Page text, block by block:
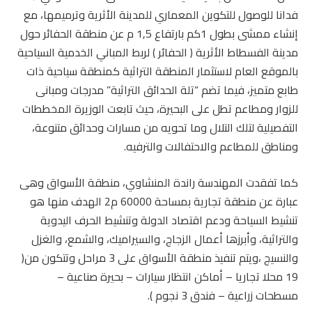
فدانا للوصول للتكوين المعماري للمدينة الأثرية وترميمها، مع
إنشاء ممشى بطول 1كم بارتفاع 1,5 م عن منطقة الحفائر حول
مدينة الفسطاط الأثرية ( الحفائر ) لربط المباني الخدمية السياحية
بالموقع العام لاستثمار المنطقة التراثية كمنطقة سياحية ذات
طابع متميز، فيما تضم “تلة الحدائق التراثية” مدرجات ومبانى
للزوار ومطاعم تطل على البحيرة، حيث تابعت الوزيرة المخططات
التفصيلية لتلك التلال وما تحويه من مسارات وحدائق متنوعة،
ومناطق للمطاعم والاحتفالات والترفيه.
كما تفقدت المهندسة راندة المنشاوي، منطقة الأسواق وهى
عبارة عن منطقة تجارية بمساحة 60000 م2 الهدف منها هو
تنشيط السياحة ودعم اقتصاد الدولة وتنشيط الحرف اليدوية
والتراثية، وأبرزها أعمال الزجاج، والسيراميك، والشمع، والغزل
والنسيج ،ويتم تنفيذ منطقة الأسواق على 3 مراحل وتتكون من(
19 محلا تجاريا – أماكن انتظار سيارات – بحيرة صناعية –
مسطحات زراعية – فندق 3 نجوم ).